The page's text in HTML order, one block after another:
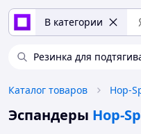
В категории
Резинка для
Каталог товаров Hop-
Эспандеры Hop-